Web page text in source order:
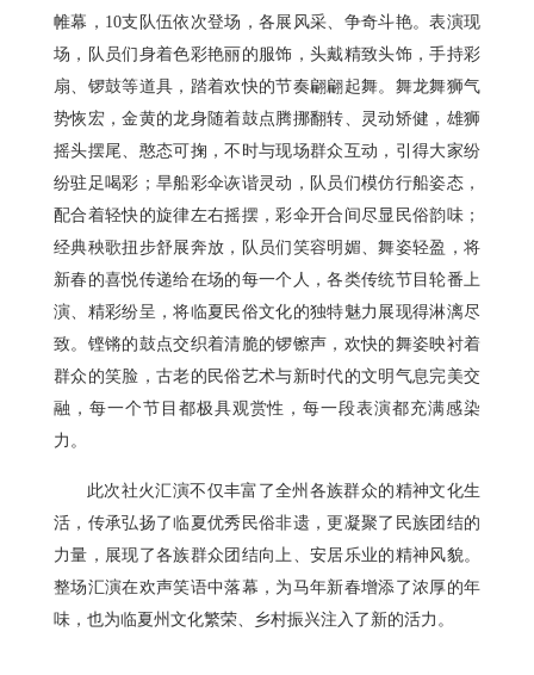
帷幕，10支队伍依次登场，各展风采、争奇斗艳。表演现
场，队员们身着色彩艳丽的服饰，头戴精致头饰，手持彩
扇、锣鼓等道具，踏着欢快的节奏翩翩起舞。舞龙舞狮气
势恢宏，金黄的龙身随着鼓点腾挪翻转、灵动矫健，雄狮
摇头摆尾、憨态可掬，不时与现场群众互动，引得大家纷
纷驻足喝彩；旱船彩伞诙谐灵动，队员们模仿行船姿态，
配合着轻快的旋律左右摇摆，彩伞开合间尽显民俗韵味；
经典秧歌扭步舒展奔放，队员们笑容明媚、舞姿轻盈，将
新春的喜悦传递给在场的每一个人，各类传统节目轮番上
演、精彩纷呈，将临夏民俗文化的独特魅力展现得淋漓尽
致。铿锵的鼓点交织着清脆的锣镲声，欢快的舞姿映衬着
群众的笑脸，古老的民俗艺术与新时代的文明气息完美交
融，每一个节目都极具观赏性，每一段表演都充满感染
力。
此次社火汇演不仅丰富了全州各族群众的精神文化生
活，传承弘扬了临夏优秀民俗非遗，更凝聚了民族团结的
力量，展现了各族群众团结向上、安居乐业的精神风貌。
整场汇演在欢声笑语中落幕，为马年新春增添了浓厚的年
味，也为临夏州文化繁荣、乡村振兴注入了新的活力。